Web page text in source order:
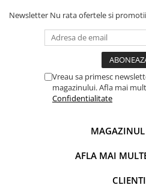
Newsletter Nu rata ofertele si
Vreau sa primesc
magazinului. Afla mai
Confidentialitate
AFLA MAI
CLIENTI